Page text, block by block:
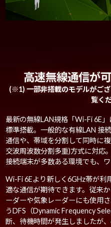
高速無線通信が
(※1) 一部非搭載のモデルがご
覧く
最新の無線LAN規格「Wi-Fi 6E
標準搭載。一般的な有線LAN 接
通信や、帯域を分割して同時に
交波周波数分割多重)方式に対応
接続端末が多数ある環境でも、
Wi-Fi 6Eより新しく6GHz帯が利
適な通信が期待できます。従来
ーダーや気象レーダーにも使用
うDFS（Dynamic Frequency
断、待機時間が発生しましたが